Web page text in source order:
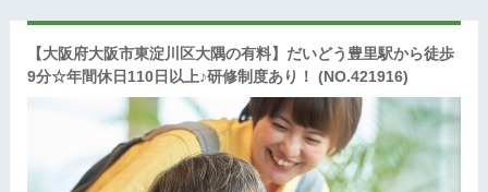
【大阪府大阪市東淀川区大隅の有料】だいどう豊里駅から徒歩
9分☆年間休日110日以上♪研修制度あり！ (NO.421916)